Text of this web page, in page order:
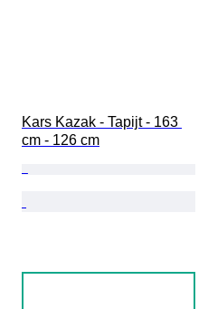
Kars Kazak - Tapijt - 163
cm - 126 cm